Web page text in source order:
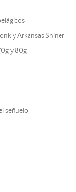
y Arkansas Shiner
y 80g
señuelo